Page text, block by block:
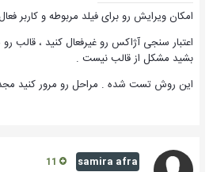
امکان ویرایش رو برای فیلد مربوطه و کاربر
اعتبار سنجی آژاکس رو غیرفعال کنید ، قالب
بشید مشکل از قالب نیست .
این روش تست شده . مراحل رو مرور کنید
samira afra